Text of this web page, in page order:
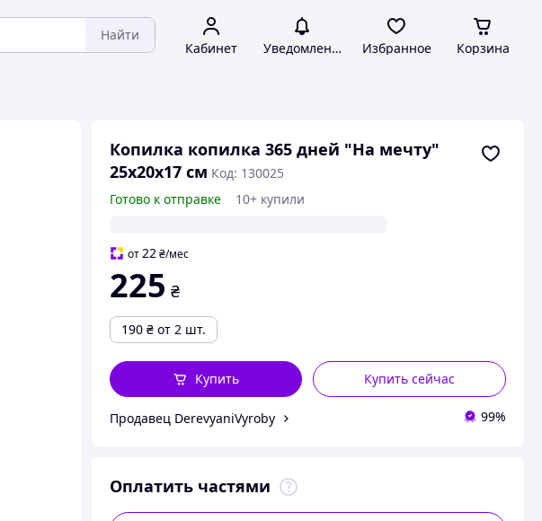
Найти
Кабинет Уведомления Избранное Корзина
Копилка копилка 365 дней "На мечту"
25х20х17 см Код: 130025
Готово к отправке
10+ купили
от22 ₴/мес
225 ₴
190 ₴ от 2 шт.
Купить сейчас
Купить
Продавец DerevyaniVyroby 99%
Оплатить частями